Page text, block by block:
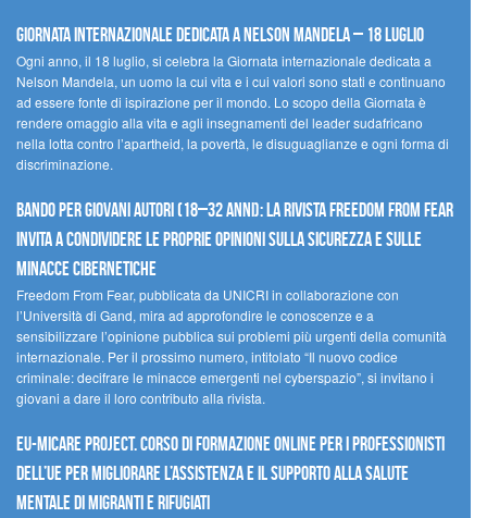
Giornata internazionale dedicata a Nelson Mandela – 18 luglio
Ogni anno, il 18 luglio, si celebra la Giornata internazionale dedicata a
Nelson Mandela, un uomo la cui vita e i cui valori sono stati e continuano
ad essere fonte di ispirazione per il mondo. Lo scopo della Giornata è
rendere omaggio alla vita e agli insegnamenti del leader sudafricano
nella lotta contro l’apartheid, la povertà, le disuguaglianze e ogni forma di
discriminazione.
Bando per giovani autori (18–32 anni): la Rivista Freedom From Fear
invita a condividere le proprie opinioni sulla sicurezza e sulle
minacce cibernetiche
Freedom From Fear, pubblicata da UNICRI in collaborazione con
l’Università di Gand, mira ad approfondire le conoscenze e a
sensibilizzare l’opinione pubblica sui problemi più urgenti della comunità
internazionale. Per il prossimo numero, intitolato “Il nuovo codice
criminale: decifrare le minacce emergenti nel cyberspazio”, si invitano i
giovani a dare il loro contributo alla rivista.
EU-MiCare Project. Corso di formazione online per i professionisti
dell’UE per migliorare l’assistenza e il supporto alla salute
mentale di migranti e rifugiati